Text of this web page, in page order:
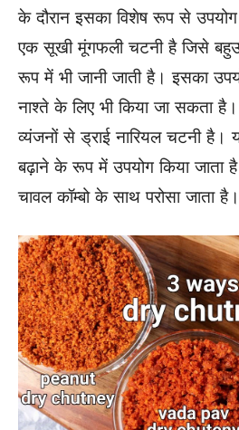
के दौरान इसका विशेष रूप से उपयोग
एक सूखी मूंगफली चटनी है जिसे
रूप में भी जानी जाती है। इसका
नाश्ते के लिए भी किया जा सकता
व्यंजनों से ड्राई नारियल चटनी
बढ़ाने के रूप में उपयोग किया जाता
चावल कॉम्बो के साथ परोसा जाता है।